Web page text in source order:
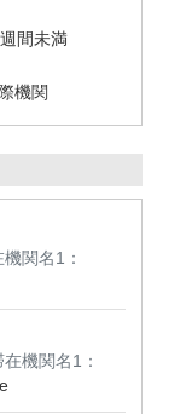
間未満
機関
関名1：
在機関名1：